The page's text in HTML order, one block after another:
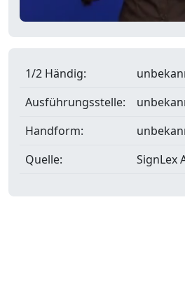
1/2 Händig:
Ausführungsstelle:
Handform:
Quelle:
SignLex